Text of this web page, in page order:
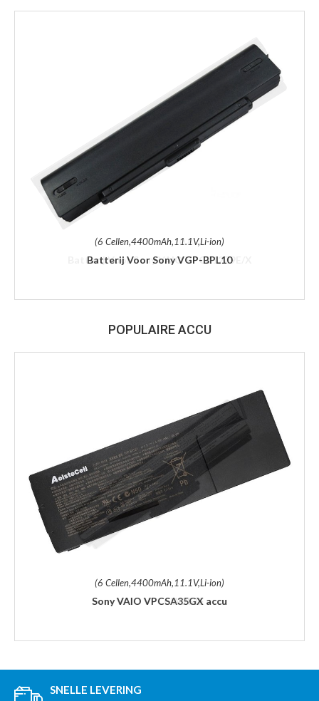
(6 Cellen,4400mAh,11.1V,Li-ion)
Batterij Voor Sony VGP-BPL10
POPULAIRE ACCU
(6 Cellen,4400mAh,11.1V,Li-ion)
Sony VAIO VPCSA35GX accu
SNELLE LEVERING